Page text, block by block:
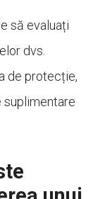
să evaluați
dvs.
de protecție,